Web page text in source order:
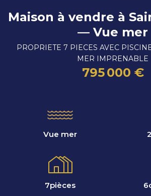
Maison à vendre à
— Vue mer
PROPRIETE 7 PIECES AVEC
MER IMPRENABLE
795 000 €
Vue mer
7pièces 6